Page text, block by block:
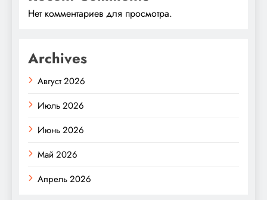
Нет комментариев для просмотра.
Archives
Август 2026
Июль 2026
Июнь 2026
Май 2026
Апрель 2026